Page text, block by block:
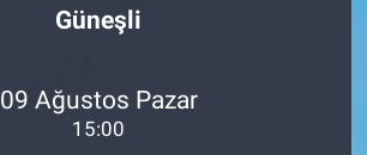
Güneşli
09 Ağustos Pazar
15:00